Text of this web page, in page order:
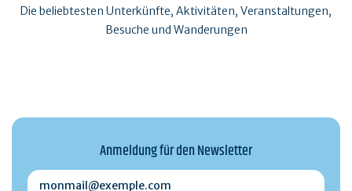
Die beliebtesten Unterkünfte, Aktivitäten, Veranstaltungen,
Besuche und Wanderungen
Anmeldung für den Newsletter
monmail@exemple.com